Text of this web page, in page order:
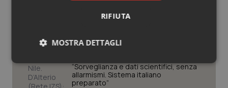
Ulcera & Reflusso
Vaccini
“Epidemia più veloce della risposta”.
“Sorveglianza e dati scientifici, senza
allarmismi. Sistema italiano
preparato”
RIFIUTA
MOSTRA DETTAGLI
Necessari Statistici Marketing